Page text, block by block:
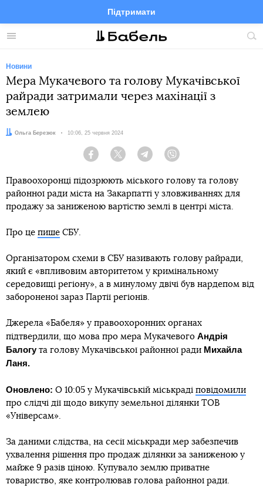
Меню
Підтримати
FacebookTelegramTwitter
Новини
Мера Мукачевого та голову Мукачівської
райради затримали через махінації з
землею
Автор:
Ольга Березюк Дата:
10:06, 25 червня 2024
Facebook Twitter Telegram
Правоохоронці підозрюють міського голову та голову
районної ради міста на Закарпатті у зловживаннях для
продажу за заниженою вартістю землі в центрі міста.
Про це пише СБУ.
Організатором схеми в СБУ називають голову райради,
який є «впливовим авторитетом у кримінальному
середовищі регіону», а в минулому двічі був нардепом від
забороненої зараз Партії регіонів.
Джерела «Бабеля» у правоохоронних органах
підтвердили, що мова про мера Мукачевого Андрія
Балогута голову Мукачівської районної ради Михайла
Ланя.
Оновлено: О 10:05 у Мукачівській міськраді повідомили
про слідчі дії щодо викупу земельної ділянки ТОВ
«Універсам».
За даними слідства, на сесії міськради мер забезпечив
ухвалення рішення про продаж ділянки за заниженою у
майже 9 разів ціною. Купувало землю приватне
товариство, яке контролював голова районної ради.